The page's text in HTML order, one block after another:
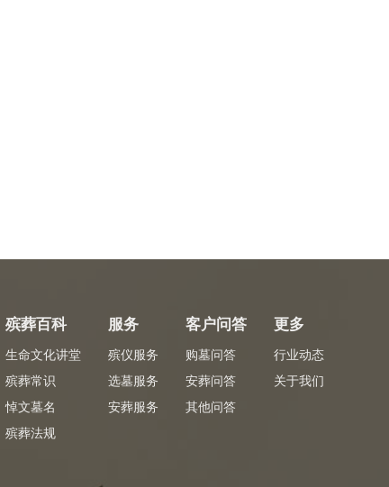
殡葬百科
生命文化讲堂
殡葬常识
悼文墓名
殡葬法规
服务
殡仪服务
选墓服务
安葬服务
客户问答
购墓问答
安葬问答
其他问答
更多
行业动态
关于我们